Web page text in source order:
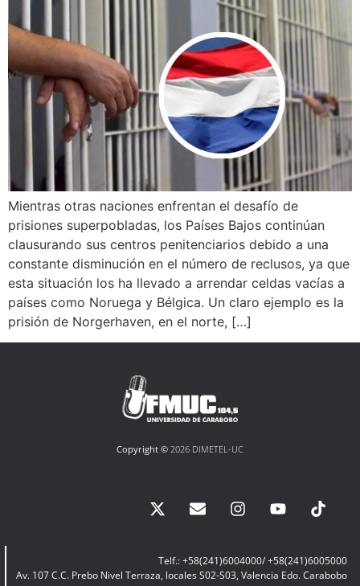
Mientras otras naciones enfrentan el desafío de
prisiones superpobladas, los Países Bajos continúan
clausurando sus centros penitenciarios debido a una
constante disminución en el número de reclusos, ya que
esta situación los ha llevado a arrendar celdas vacías a
países como Noruega y Bélgica. Un claro ejemplo es la
prisión de Norgerhaven, en el norte, […]
Copyright © 2026 DIMETEL-UC
Telf.: +58(241)6004000/ +58(241)6005000
Av. 107 C.C. Prebo Nivel Terraza, locales S02-S03, Valencia Edo. Carabobo